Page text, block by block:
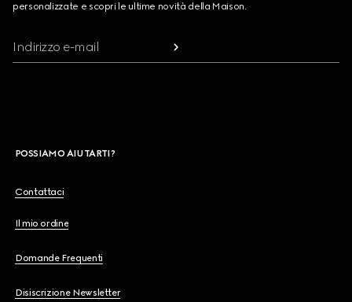
personalizzate e scopri le ultime novità della Maison.
Indirizzo e-mail
POSSIAMO AIUTARTI?
Contattaci
Il mio ordine
Domande Frequenti
Disiscrizione Newsletter